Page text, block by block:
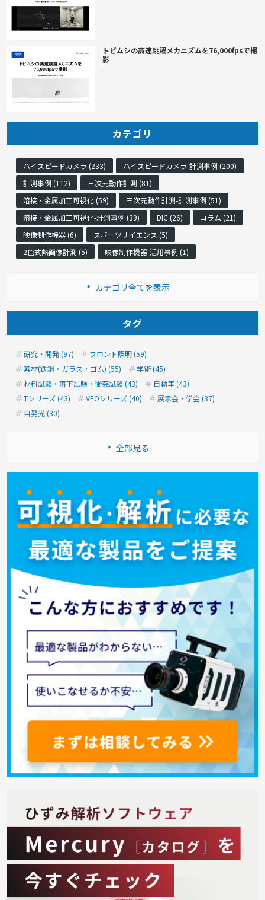
トビムシの高速跳躍メカニズムを76,000fpsで撮
影
カテゴリ
ハイスピードカメラ (233)
ハイスピードカメラ-計測事例 (200)
計測事例 (112)
三次元動作計測 (81)
溶接・金属加工可視化 (59)
三次元動作計測-計測事例 (51)
溶接・金属加工可視化-計測事例 (39)
DIC (26)
コラム (21)
映像制作機器 (6)
スポーツサイエンス (5)
2色式熱画像計測 (5)
映像制作機器-活用事例 (1)
カテゴリ全てを表示
タグ
研究・開発 (97)
フロント照明 (59)
素材(鉄鋼・ガラス・ゴム) (55)
学術 (45)
材料試験・落下試験・衝突試験 (43)
自動車 (43)
Tシリーズ (43)
VEOシリーズ (40)
展示会・学会 (37)
自発光 (30)
全部見る